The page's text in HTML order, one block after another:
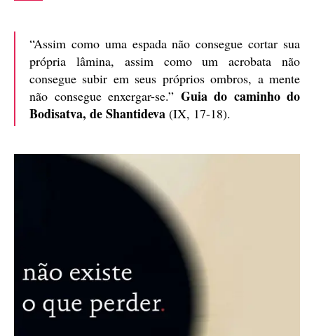
“Assim como uma espada não consegue cortar sua
própria lâmina, assim como um acrobata não
consegue subir em seus próprios ombros, a mente
não consegue enxergar-se.” Guia do caminho do
Bodisatva, de Shantideva (IX, 17-18).